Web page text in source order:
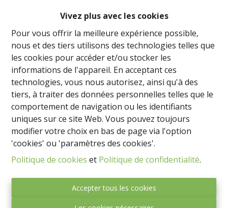
Vivez plus avec les cookies
Pour vous offrir la meilleure expérience possible,
nous et des tiers utilisons des technologies telles que
les cookies pour accéder et/ou stocker les
informations de l'appareil. En acceptant ces
technologies, vous nous autorisez, ainsi qu'à des
tiers, à traiter des données personnelles telles que le
comportement de navigation ou les identifiants
uniques sur ce site Web. Vous pouvez toujours
modifier votre choix en bas de page via l'option
'cookies' ou 'paramètres des cookies'.
Politique de cookies et Politique de confidentialité.
Accepter tous les cookies
Nous mettons à votre disposition notre expertise
dans l'évaluation des biens, les techniques de
construction, les aspects urbanistiques, y compris le
développement de terrains. Que vous recherchiez
une maison, un appartement ou un bien
d'investissement, nous sommes là pour vous aider à
trouver la perle rare.
Nos régions de prédilection sont Namur, le Brabant
wallon, le Hainaut et même la magnifique côte
Espagnole. Que vous souhaitiez trouver votre chez-
vous idéal ou investir dans l'immobilier, nous avons
les connaissances et le réseau nécessaire pour vous
guider vers les meilleures opportunités.